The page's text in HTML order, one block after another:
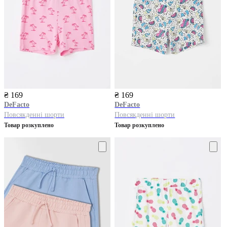
₴ 169
DeFacto
Повсякденні шорти
Товар розкуплено
₴ 169
DeFacto
Повсякденні шорти
Товар розкуплено